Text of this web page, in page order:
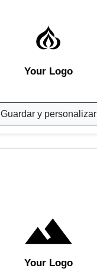
Your Logo
Guardar y personalizar
Your Logo